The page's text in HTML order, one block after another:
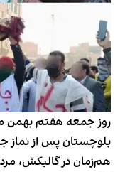
روز جمعه هفتم بهمن
بلوچستان پس از نماز
هم‌زمان در گالیکش،